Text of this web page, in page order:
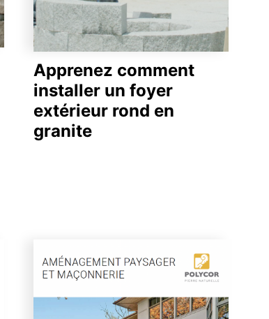
Apprenez comment
installer un foyer
extérieur rond en
granite